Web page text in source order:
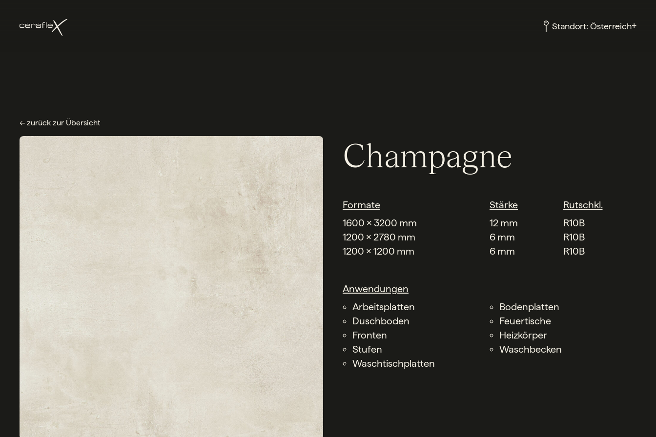
Standort: Österreich+
← zurück zur Übersicht
Champagne
Formate Stärke
Rutschkl.
1600 x 3200 mm
12 mm
R10B
1200 x 2780 mm
6 mm
R10B
1200 x 1200 mm
6 mm R10B
Anwendungen
Arbeitsplatten
Bodenplatten
Duschboden
Feuertische
Fronten
Heizkörper
Stufen
Waschbecken
Waschtischplatten